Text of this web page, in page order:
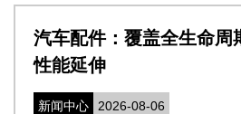
汽车配件：覆盖全生命周
性能延伸
新闻中心 2026-08-06